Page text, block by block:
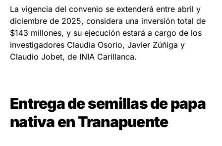
La vigencia del convenio se extenderá entre abril y
diciembre de 2025, considera una inversión total de
$143 millones, y su ejecución estará a cargo de los
investigadores Claudia Osorio, Javier Zúñiga y
Claudio Jobet, de INIA Carillanca.
Entrega de semillas de papa
nativa en Tranapuente